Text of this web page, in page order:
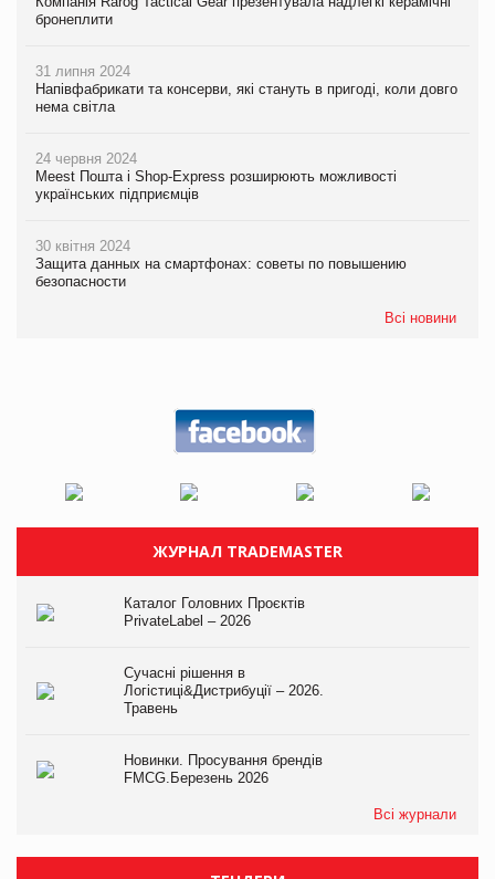
бронеплити
31 липня 2024
Напівфабрикати та консерви, які стануть в пригоді, коли довго
нема світла
24 червня 2024
Meest Пошта і Shop-Express розширюють можливості
українських підприємців
30 квітня 2024
Защита данных на смартфонах: советы по повышению
безопасности
Всі новини
ЖУРНАЛ TRADEMASTER
Каталог Головних Проєктів
PrivateLabel – 2026
Сучасні рішення в
Логістиці&Дистрибуції – 2026.
Травень
Новинки. Просування брендів
FMCG.Березень 2026
Всі журнали